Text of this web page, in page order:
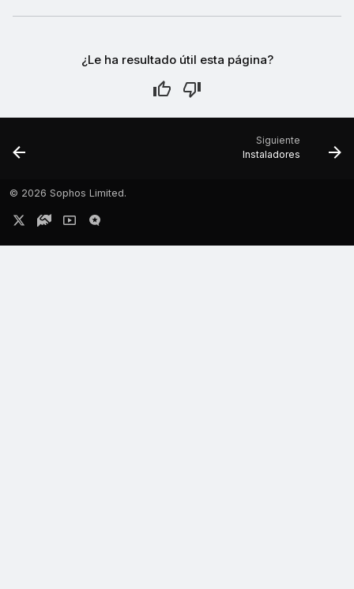
¿Le ha resultado útil esta página?
Siguiente
Instaladores
© 2026 Sophos Limited.